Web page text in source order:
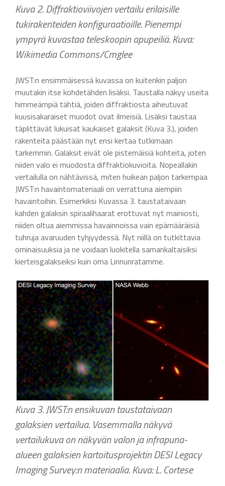
Kuva 2. Diffraktioviivojen vertailu erilaisille
tukirakenteiden konfiguraatioille. Pienempi
ympyrä kuvastaa teleskoopin apupeiliä. Kuva:
Wikimedia Commons/Cmglee
JWST:n ensimmäisessä kuvassa on kuitenkin paljon
muutakin itse kohdetähden lisäksi. Taustalla näkyy useita
himmeämpiä tähtiä, joiden diffraktiosta aiheutuvat
kuusisakaraiset muodot ovat ilmeisiä. Lisäksi taustaa
täplittävät lukuisat kaukaiset galaksit (Kuva 3.), joiden
rakenteita päästään nyt ensi kertaa tutkimaan
tarkemmin. Galaksit eivät ole pistemäisiä kohteita, joten
niiden valo ei muodosta diffraktiokuvioita. Nopeallakin
vertailulla on nähtävissä, miten huikean paljon tarkempaa
JWST:n havaintomateriaali on verrattuna aiempiin
havaintoihin. Esimerkiksi Kuvassa 3. taustataivaan
kahden galaksin spiraalihaarat erottuvat nyt mainiosti,
niiden oltua aiemmissa havainnoissa vain epämääräisiä
tuhruja avaruuden tyhjyydessä. Nyt niillä on tutkittavia
ominaisuuksia ja ne voidaan luokitella samankaltaisiksi
kierteisgalakseiksi kuin oma Linnunratamme.
Kuva 3. JWST:n ensikuvan taustataivaan
galaksien vertailua. Vasemmalla näkyvä
vertailukuva on näkyvän valon ja infrapuna-
alueen galaksien kartoitusprojektin DESI Legacy
Imaging Survey:n materiaalia. Kuva: L. Cortese